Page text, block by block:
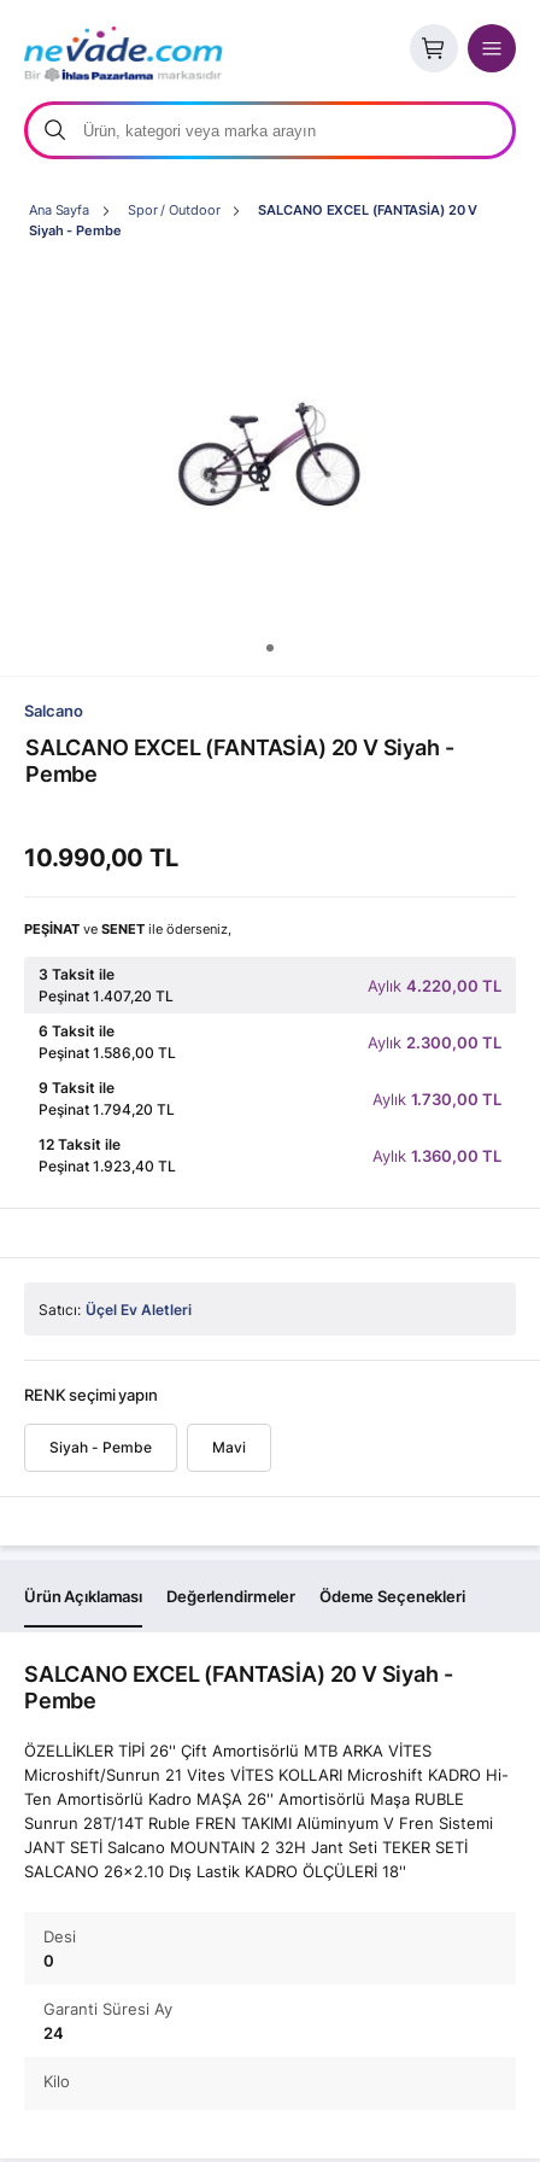
Ana Sayfa Spor / Outdoor
SALCANO EXCEL (FANTASİA) 20 V
Siyah - Pembe
Salcano
SALCANO EXCEL (FANTASİA) 20 V Siyah -
Pembe
10.990,00 TL
PEŞİNAT ve SENET ile öderseniz,
3 Taksit ile
Peşinat 1.407,20 TL
Aylık 4.220,00 TL
6 Taksit ile
Peşinat 1.586,00 TL
Aylık 2.300,00 TL
9 Taksit ile
Peşinat 1.794,20 TL
Aylık 1.730,00 TL
12 Taksit ile
Peşinat 1.923,40 TL
Aylık 1.360,00 TL
Satıcı: Üçel Ev Aletleri
RENK seçimi yapın
Siyah - Pembe Mavi
Ürün Açıklaması Değerlendirmeler Ödeme Seçenekleri
SALCANO EXCEL (FANTASİA) 20 V Siyah -
Pembe
ÖZELLİKLER TİPİ 26'' Çift Amortisörlü MTB ARKA VİTES
Microshift/Sunrun 21 Vites VİTES KOLLARI Microshift KADRO Hi-
Ten Amortisörlü Kadro MAŞA 26'' Amortisörlü Maşa RUBLE
Sunrun 28T/14T Ruble FREN TAKIMI Alüminyum V Fren Sistemi
JANT SETİ Salcano MOUNTAIN 2 32H Jant Seti TEKER SETİ
SALCANO 26x2.10 Dış Lastik KADRO ÖLÇÜLERİ 18''
Desi
0
Garanti Süresi Ay
24
Kilo